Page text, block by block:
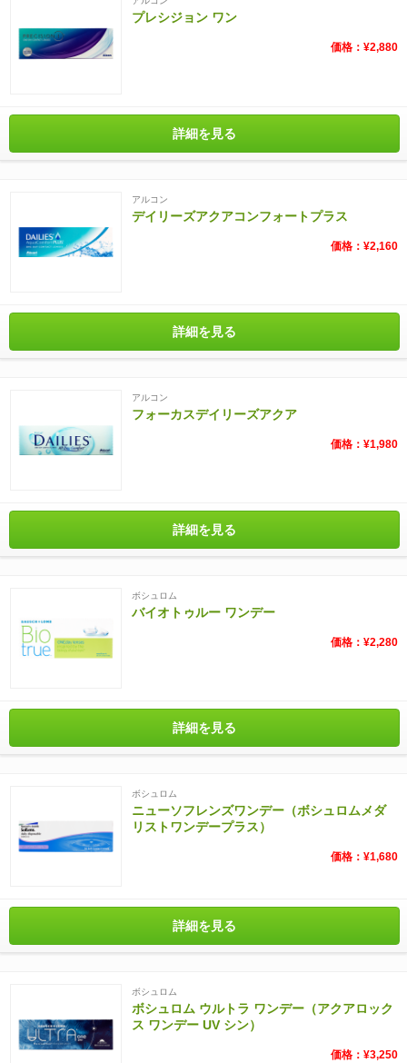
プレシジョン ワン
価格：¥2,880
詳細を見る
アルコン
デイリーズアクアコンフォートプラス
価格：¥2,160
詳細を見る
アルコン
フォーカスデイリーズアクア
価格：¥1,980
詳細を見る
ボシュロム
バイオトゥルー ワンデー
価格：¥2,280
詳細を見る
ボシュロム
ニューソフレンズワンデー（ボシュロムメダ
リストワンデープラス）
価格：¥1,680
詳細を見る
ボシュロム
ボシュロム ウルトラ ワンデー（アクアロック
ス ワンデー UV シン）
価格：¥3,250